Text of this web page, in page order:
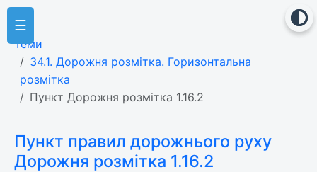
☰
Теми
34.1. Дорожня розмітка. Горизонтальна
розмітка
Пункт Дорожня розмітка 1.16.2
Пункт правил дорожнього руху
Дорожня розмітка 1.16.2